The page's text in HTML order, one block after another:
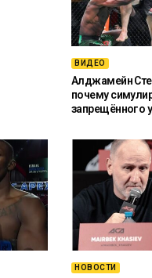
ВИДЕО
Алджамейн
почему
запрещённого
НОВОСТИ